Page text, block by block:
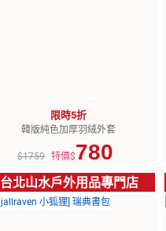
限時5折
韓版純色加厚羽絨外套
$1759 特價$780
台北山水戶外用品專門店